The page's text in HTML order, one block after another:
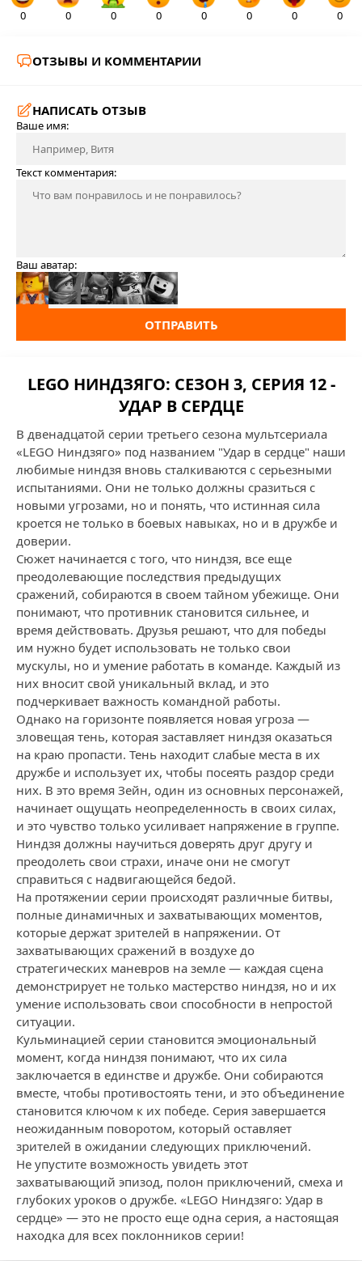
0 0 0 0 0 0 0 0
ОТЗЫВЫ И КОММЕНТАРИИ
НАПИСАТЬ ОТЗЫВ
Ваше имя:
Текст комментария:
Ваш аватар:
ОТПРАВИТЬ
LEGO НИНДЗЯГО: СЕЗОН 3, СЕРИЯ 12 -
УДАР В СЕРДЦЕ
В двенадцатой серии третьего сезона мультсериала
«LEGO Ниндзяго» под названием "Удар в сердце" наши
любимые ниндзя вновь сталкиваются с серьезными
испытаниями. Они не только должны сразиться с
новыми угрозами, но и понять, что истинная сила
кроется не только в боевых навыках, но и в дружбе и
доверии.
Сюжет начинается с того, что ниндзя, все еще
преодолевающие последствия предыдущих
сражений, собираются в своем тайном убежище. Они
понимают, что противник становится сильнее, и
время действовать. Друзья решают, что для победы
им нужно будет использовать не только свои
мускулы, но и умение работать в команде. Каждый из
них вносит свой уникальный вклад, и это
подчеркивает важность командной работы.
Однако на горизонте появляется новая угроза —
зловещая тень, которая заставляет ниндзя оказаться
на краю пропасти. Тень находит слабые места в их
дружбе и использует их, чтобы посеять раздор среди
них. В это время Зейн, один из основных персонажей,
начинает ощущать неопределенность в своих силах,
и это чувство только усиливает напряжение в группе.
Ниндзя должны научиться доверять друг другу и
преодолеть свои страхи, иначе они не смогут
справиться с надвигающейся бедой.
На протяжении серии происходят различные битвы,
полные динамичных и захватывающих моментов,
которые держат зрителей в напряжении. От
захватывающих сражений в воздухе до
стратегических маневров на земле — каждая сцена
демонстрирует не только мастерство ниндзя, но и их
умение использовать свои способности в непростой
ситуации.
Кульминацией серии становится эмоциональный
момент, когда ниндзя понимают, что их сила
заключается в единстве и дружбе. Они собираются
вместе, чтобы противостоять тени, и это объединение
становится ключом к их победе. Серия завершается
неожиданным поворотом, который оставляет
зрителей в ожидании следующих приключений.
Не упустите возможность увидеть этот
захватывающий эпизод, полон приключений, смеха и
глубоких уроков о дружбе. «LEGO Ниндзяго: Удар в
сердце» — это не просто еще одна серия, а настоящая
находка для всех поклонников серии!